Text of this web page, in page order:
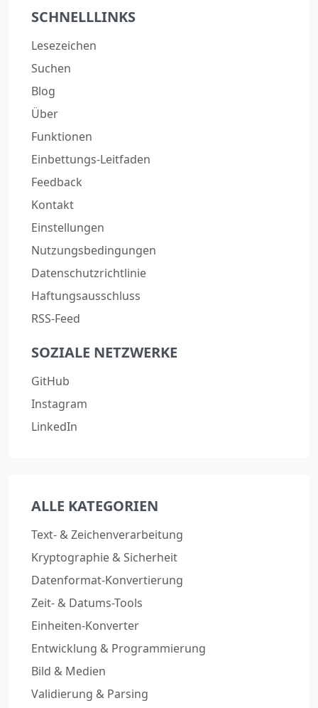
SCHNELLLINKS
Lesezeichen
Suchen
Blog
Über
Funktionen
Einbettungs-Leitfaden
Feedback
Kontakt
Einstellungen
Nutzungsbedingungen
Datenschutzrichtlinie
Haftungsausschluss
RSS-Feed
SOZIALE NETZWERKE
GitHub
Instagram
LinkedIn
ALLE KATEGORIEN
Text- & Zeichenverarbeitung
Kryptographie & Sicherheit
Datenformat-Konvertierung
Zeit- & Datums-Tools
Einheiten-Konverter
Entwicklung & Programmierung
Bild & Medien
Validierung & Parsing